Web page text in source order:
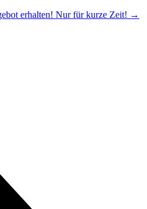
erhalten! Nur für kurze Zeit! →